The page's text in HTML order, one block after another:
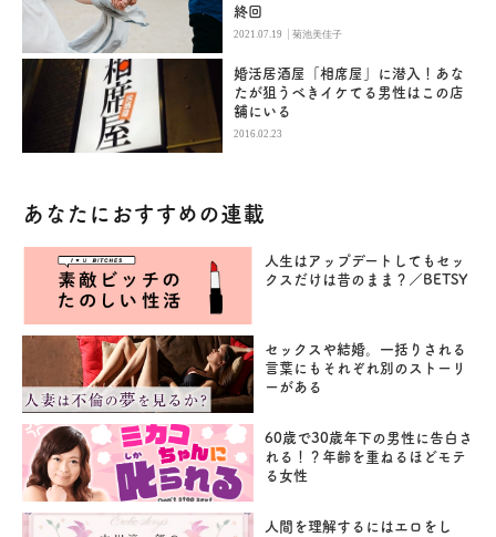
終回
2021.07.19 |菊池美佳子
婚活居酒屋「相席屋」に潜入！あな
たが狙うべきイケてる男性はこの店
舗にいる
2016.02.23
あなたにおすすめの連載
人生はアップデートしてもセッ
クスだけは昔のまま？／BETSY
セックスや結婚。一括りされる
言葉にもそれぞれ別のストーリ
ーがある
60歳で30歳年下の男性に告白さ
れる！？年齢を重ねるほどモテ
る女性
人間を理解するにはエロをし